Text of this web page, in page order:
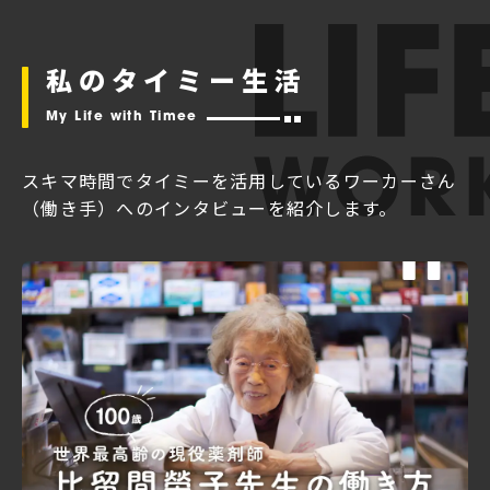
私のタイミー生活
My Life with Timee
スキマ時間でタイミーを活用している ワーカーさん
（働き手）へのインタビューを紹介します。